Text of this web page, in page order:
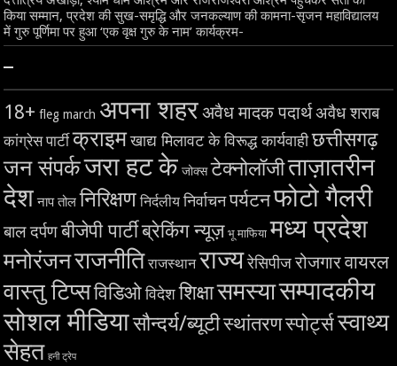
किया सम्मान, प्रदेश की सुख-समृद्धि और जनकल्याण की कामना-सृजन महाविद्यालय
में गुरु पूर्णिमा पर हुआ ‘एक वृक्ष गुरु के नाम’ कार्यक्रम-
–
18+ fleg march अपना शहरअवैध मादक पदार्थअवैध शराब
कांग्रेस पार्टी क्राइमखाद्य मिलावट के विरूद्ध कार्यवाहीछत्तीसगढ़
जन संपर्कजरा हट के जोक्स टेक्नोलॉजीताज़ातरीन
देश नाप तोल निरिक्षण निर्दलीय निर्वाचनपर्यटनफोटो गैलरी
बाल दर्पणबीजेपी पार्टीब्रेकिंग न्यूज़ भू माफिया मध्य प्रदेश
मनोरंजनराजनीति राजस्थान राज्यरेसिपीज रोजगारवायरल
वास्तु टिप्सविडिओ विदेश शिक्षासमस्यासम्पादकीय
सोशल मीडियासौन्दर्य/ब्यूटीस्थांतरणस्पोर्ट्सस्वाथ्य
सेहत हनी ट्रेप